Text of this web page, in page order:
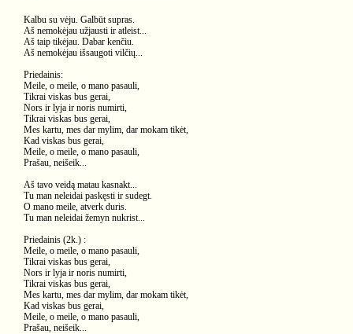
Kalbu su vėju. Galbūt supras.
Aš nemokėjau užjausti ir atleist...
Aš taip tikėjau. Dabar kenčiu.
Aš nemokėjau išsaugoti vilčių...
Priedainis:
Meile, o meile, o mano pasauli,
Tikrai viskas bus gerai,
Nors ir lyja ir noris numirti,
Tikrai viskas bus gerai,
Mes kartu, mes dar mylim, dar mokam tikėt,
Kad viskas bus gerai,
Meile, o meile, o mano pasauli,
Prašau, neišeik...
Aš tavo veidą matau kasnakt...
Tu man neleidai paskęsti ir sudegt.
O mano meile, atverk duris.
Tu man neleidai žemyn nukrist...
Priedainis (2k.) :
Meile, o meile, o mano pasauli,
Tikrai viskas bus gerai,
Nors ir lyja ir noris numirti,
Tikrai viskas bus gerai,
Mes kartu, mes dar mylim, dar mokam tikėt,
Kad viskas bus gerai,
Meile, o meile, o mano pasauli,
Prašau, neišeik...